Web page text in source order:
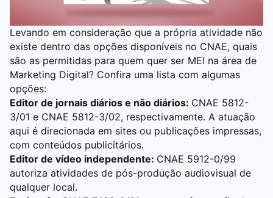
Levando em consideração que a própria atividade não
existe dentro das opções disponíveis no CNAE, quais
são as permitidas para quem quer ser MEI na área de
Marketing Digital? Confira uma lista com algumas
opções:
Editor de jornais diários e não diários: CNAE 5812-
3/01 e CNAE 5812-3/02, respectivamente. A atuação
aqui é direcionada em sites ou publicações impressas,
com conteúdos publicitários.
Editor de vídeo independente: CNAE 5912-0/99
autoriza atividades de pós-produção audiovisual de
qualquer local.